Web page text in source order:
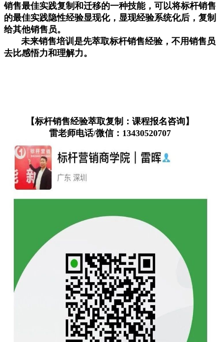
销售最佳实践复制和迁移的一种技能，可以将标杆销售
的最佳实践隐性经验显现化，显现经验系统化后，复制
给其他销售员。
未来销售培训是先萃取标杆销售经验，不用销售员
去比感悟力和理解力。
【标杆销售经验萃取复制：课程报名咨询】
雷老师电话/微信：13430520707